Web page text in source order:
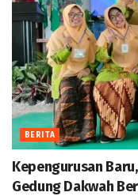
BERITA
Kepengurusan
Gedung Dakwah